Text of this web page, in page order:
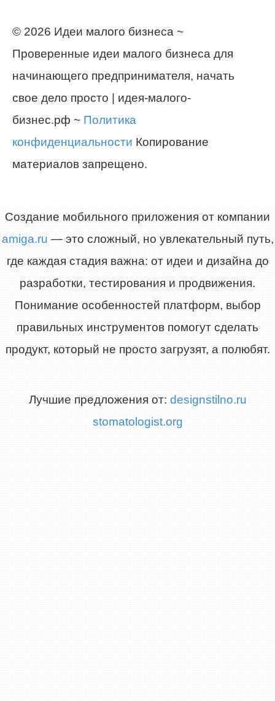
© 2026 Идеи малого бизнеса ~
Проверенные идеи малого бизнеса для
начинающего предпринимателя, начать
свое дело просто | идея-малого-
бизнес.рф ~ Политика
конфиденциальности Копирование
материалов запрещено.
Создание мобильного приложения от компании
amiga.ru — это сложный, но увлекательный путь,
где каждая стадия важна: от идеи и дизайна до
разработки, тестирования и продвижения.
Понимание особенностей платформ, выбор
правильных инструментов помогут сделать
продукт, который не просто загрузят, а полюбят.
Лучшие предложения от: designstilno.ru
stomatologist.org